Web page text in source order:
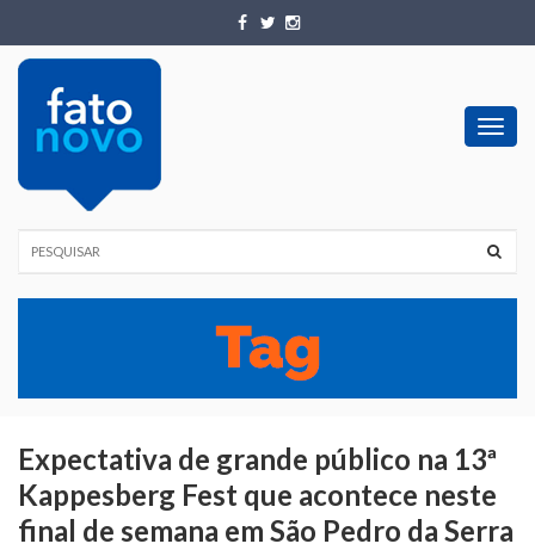
Expectativa de grande público na 13ª
Kappesberg Fest que acontece neste
final de semana em São Pedro da Serra